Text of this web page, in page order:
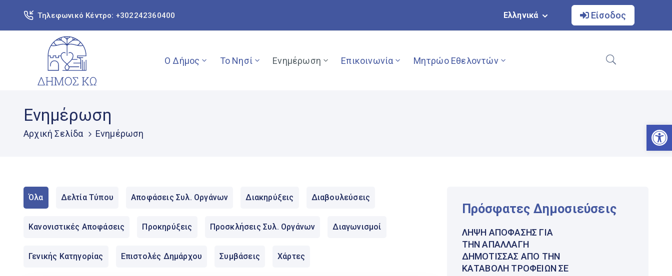
Τηλεφωνικό Κέντρο: +302242360400 Ελληνικά Είσοδος
Ο Δήμος Το Νησί Ενημέρωση Επικοινωνία Μητρώο Εθελοντών
Ενημέρωση
Αρχική Σελίδα Ενημέρωση
Όλα Δελτία Τύπου Αποφάσεις Συλ. Οργάνων Διακηρύξεις Διαβουλεύσεις
Κανονιστικές Αποφάσεις Προκηρύξεις Προσκλήσεις Συλ. Οργάνων Διαγωνισμοί
Γενικής Κατηγορίας Επιστολές Δημάρχου Συμβάσεις Χάρτες
Πρόσφατες Δημοσιεύσεις
ΛΉΨΗ ΑΠΌΦΑΣΗΣ ΓΙΑ
ΤΗΝ ΑΠΑΛΛΑΓΉ
ΔΗΜΌΤΙΣΣΑΣ ΑΠΌ ΤΗΝ
ΚΑΤΑΒΟΛΉ ΤΡΟΦΕΊΩΝ ΣΕ